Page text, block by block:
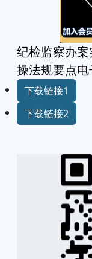
纪检监察办
操法规要点
下载链接1
下载链接2